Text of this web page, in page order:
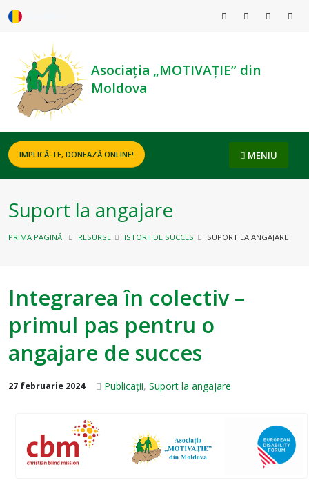
Asociația „MOTIVAȚIE” din
Moldova
IMPLICĂ-TE, DONEAZĂ ONLINE! MENIU
Suport la angajare
PRIMA PAGINĂ RESURSE ISTORII DE SUCCES SUPORT LA ANGAJARE
Integrarea în colectiv –
primul pas pentru o
angajare de succes
27 februarie 2024 Publicații, Suport la angajare